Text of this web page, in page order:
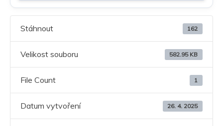
Stáhnout 162
Velikost souboru 582.95 KB
File Count 1
Datum vytvoření 26. 4. 2025